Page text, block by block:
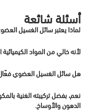
أسئلة شائعة
لماذا يعتبر سائل الغسيل
لأنه خالي من المواد
هل سائل الغسيل العضوي فعّال
نعم، بفضل تركيبته الغنية
الدهون والأوساخ.